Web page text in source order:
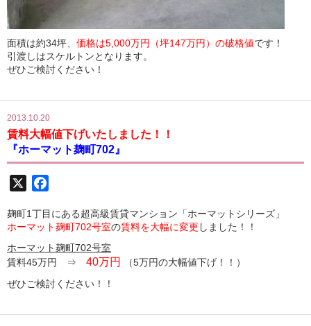
面積は約34坪、 価格は5,000万円（坪147万円）の破格値です！
引渡しはスケルトンとなります。
ぜひご検討ください！
2013.10.20
賃料大幅値下げいたしました！！
『ホーマット麹町702』
麹町1丁目にある超高級賃貸マンション「ホーマットシリーズ」
ホーマット麹町702号室の賃料を大幅に変更 しました！！
ホーマット麹町702号室
賃料45万円 ⇒ 40万円
（5万円の大幅値下げ！！）
ぜひご検討ください！！